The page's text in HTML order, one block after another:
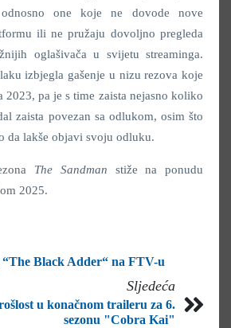
one koje ne dovode nove
ili ne pružaju dovoljno pregleda
oglašivača u svijetu streaminga.
izbjegla gašenje u nizu rezova koje
pa je s time zaista nejasno koliko
zaista povezan sa odlukom, osim što
da lakše objavi svoju odluku.
The Sandman stiže na ponudu
2025.
Black Adder“ na FTV-u
Sljedeća
u konačnom traileru za 6.
sezonu "Cobra Kai"